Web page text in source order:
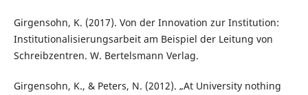
Girgensohn, K. (2017). Von der Innovation zur Institution:
Institutionalisierungsarbeit am Beispiel der Leitung von
Schreibzentren. W. Bertelsmann Verlag.
Girgensohn, K., & Peters, N. (2012). „At University nothing